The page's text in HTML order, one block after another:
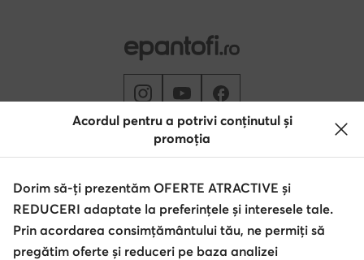
Schimbă țara: Rumunia (RO)
© epantofi.ro 2026
Regulament
Modifică setările
Politica de confidențialitate
Protecția datelor
Acordul pentru a potrivi conținutul și
promoția
Dorim să-ți prezentăm OFERTE ATRACTIVE și
REDUCERI adaptate la preferințele și interesele tale.
Prin acordarea consimțământului tău, ne permiți să
pregătim oferte și reduceri pe baza analizei